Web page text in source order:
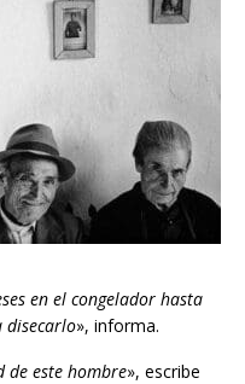
en el congelador hasta
disecarlo», informa.
de este hombre», escribe